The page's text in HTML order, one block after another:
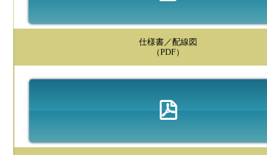
仕様書／配線図
（PDF）